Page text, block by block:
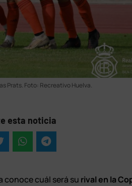
Prats. Foto: Recreativo Huelva.
esta noticia
conoce cuál será su rival en la